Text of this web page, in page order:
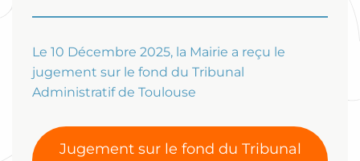
Le 10 Décembre 2025, la Mairie a reçu le
jugement sur le fond du Tribunal
Administratif de Toulouse
Jugement sur le fond du Tribunal